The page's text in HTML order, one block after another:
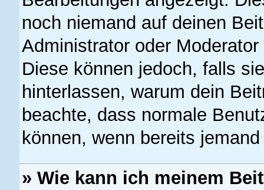
noch niemand auf deinen
Administrator oder
Diese können jedoch, falls
hinterlassen, warum dein
beachte, dass normale
können, wenn bereits
» Wie kann ich meinem